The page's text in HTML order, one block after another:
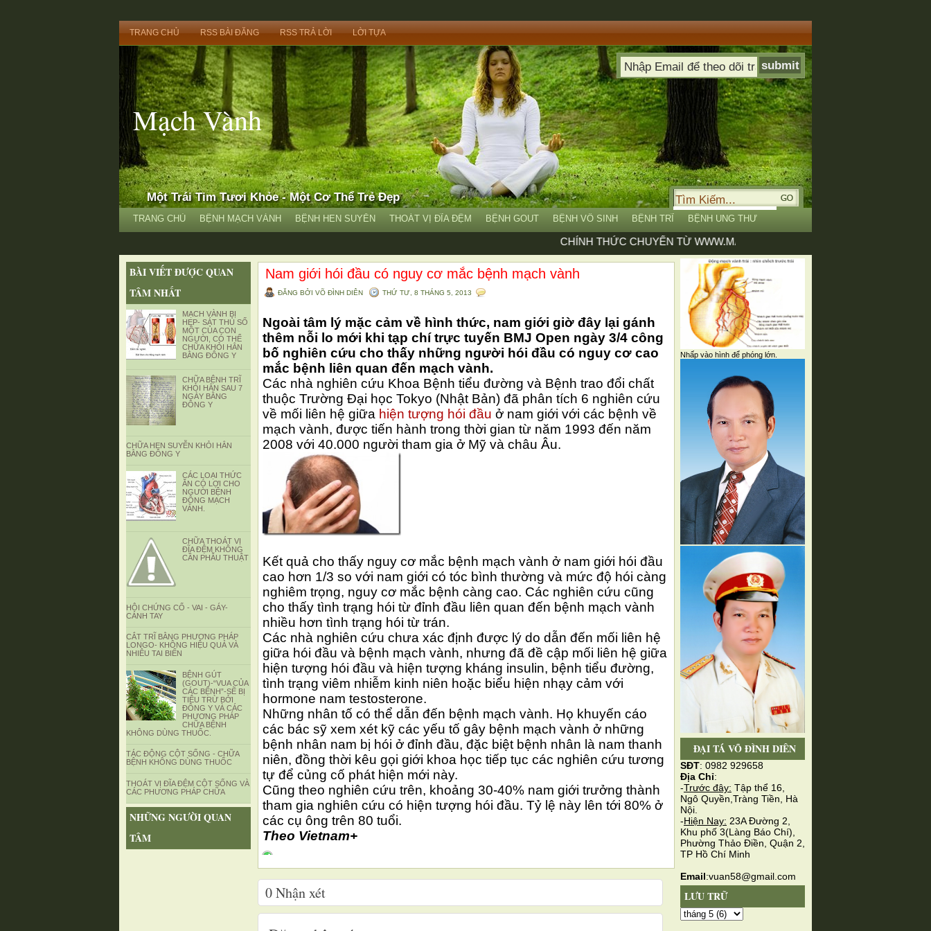
TRANG CHỦ RSS BÀI ĐĂNG RSS TRẢ LỜI LỜI TỰA
Mạch Vành
Một Trái Tim Tươi Khỏe - Một Cơ Thể Trẻ Đẹp
TRANG CHỦ BỆNH MẠCH VÀNH BỆNH HEN SUYỄN THOÁT VỊ ĐĨA ĐỆM BỆNH GOUT BỆNH VÔ SINH BỆNH TRĨ BỆNH UNG THƯ
CHÍNH THỨC CHUYỂN TỪ WWW.MACHVANH.COM SANG
BÀI VIẾT ĐƯỢC QUAN
TÂM NHẤT
MẠCH VÀNH BỊ
HẸP- SÁT THỦ SỐ
MỘT CỦA CON
NGƯỜI, CÓ THỂ
CHỮA KHỎI HẲN
BẰNG ĐÔNG Y
CHỮA BỆNH TRĨ
KHỎI HẲN SAU 7
NGÀY BẰNG
ĐÔNG Y
CHỮA HEN SUYỄN KHỎI HẲN
BẰNG ĐÔNG Y
CÁC LOẠI THỨC
ĂN CÓ LỢI CHO
NGƯỜI BỆNH
ĐỘNG MẠCH
VÀNH.
CHỮA THOÁT VỊ
ĐĨA ĐỆM KHÔNG
CẦN PHẪU THUẬT
HỘI CHỨNG CỔ - VAI - GÁY-
CÁNH TAY
CẮT TRĨ BẰNG PHƯƠNG PHÁP
LONGO- KHÔNG HIỆU QUẢ VÀ
NHIÊU TAI BIẾN
BỆNH GÚT
(GOUT)-“VUA CỦA
CÁC BỆNH”-SẼ BỊ
TIÊU TRỪ BỞI
ĐÔNG Y VÀ CÁC
PHƯƠNG PHÁP
CHỮA BỆNH
KHÔNG DÙNG THUỐC.
TÁC ĐỘNG CỘT SỐNG - CHỮA
BỆNH KHÔNG DÙNG THUỐC
THOÁT VỊ ĐĨA ĐỆM CỘT SỐNG VÀ
CÁC PHƯƠNG PHÁP CHỮA
NHỮNG NGƯỜI QUAN
TÂM
Nam giới hói đầu có nguy cơ mắc bệnh mạch vành
ĐĂNG BỞI VÕ ĐÌNH DIÊN THỨ TƯ, 8 THÁNG 5, 2013
Ngoài tâm lý mặc cảm về hình thức, nam giới giờ đây lại gánh
thêm nỗi lo mới khi tạp chí trực tuyến BMJ Open ngày 3/4 công
bố nghiên cứu cho thấy những người hói đầu có nguy cơ cao
mắc bệnh liên quan đến mạch vành.
Các nhà nghiên cứu Khoa Bệnh tiểu đường và Bệnh trao đổi chất
thuộc Trường Đại học Tokyo (Nhật Bản) đã phân tích 6 nghiên cứu
về mối liên hệ giữa hiện tượng hói đầu ở nam giới với các bệnh về
mạch vành, được tiến hành trong thời gian từ năm 1993 đến năm
2008 với 40.000 người tham gia ở Mỹ và châu Âu.
Kết quả cho thấy nguy cơ mắc bệnh mạch vành ở nam giới hói đầu
cao hơn 1/3 so với nam giới có tóc bình thường và mức độ hói càng
nghiêm trọng, nguy cơ mắc bệnh càng cao. Các nghiên cứu cũng
cho thấy tình trạng hói từ đỉnh đầu liên quan đến bệnh mạch vành
nhiều hơn tình trạng hói từ trán.
Các nhà nghiên cứu chưa xác định được lý do dẫn đến mối liên hệ
giữa hói đầu và bệnh mạch vành, nhưng đã đề cập mối liên hệ giữa
hiện tượng hói đầu và hiện tượng kháng insulin, bệnh tiểu đường,
tình trạng viêm nhiễm kinh niên hoặc biểu hiện nhạy cảm với
hormone nam testosterone.
Những nhân tố có thể dẫn đến bệnh mạch vành. Họ khuyến cáo
các bác sỹ xem xét kỹ các yếu tố gây bệnh mạch vành ở những
bệnh nhân nam bị hói ở đỉnh đầu, đặc biệt bệnh nhân là nam thanh
niên, đồng thời kêu gọi giới khoa học tiếp tục các nghiên cứu tương
tự để củng cố phát hiện mới này.
Cũng theo nghiên cứu trên, khoảng 30-40% nam giới trưởng thành
tham gia nghiên cứu có hiện tượng hói đầu. Tỷ lệ này lên tới 80% ở
các cụ ông trên 80 tuổi.
Theo Vietnam+
0Nhận xét
Nhấp vào hình để phóng lớn.
ĐẠI TÁ VÕ ĐÌNH DIÊN
SĐT: 0982 929658
Địa Chỉ:
-Trước đây: Tập thể 16,
Ngô Quyền,Tràng Tiền, Hà
Nội.
-Hiện Nay: 23A Đường 2,
Khu phố 3(Làng Báo Chí),
Phường Thảo Điền, Quận 2,
TP Hồ Chí Minh
Email:vuan58@gmail.com
LƯU TRỮ